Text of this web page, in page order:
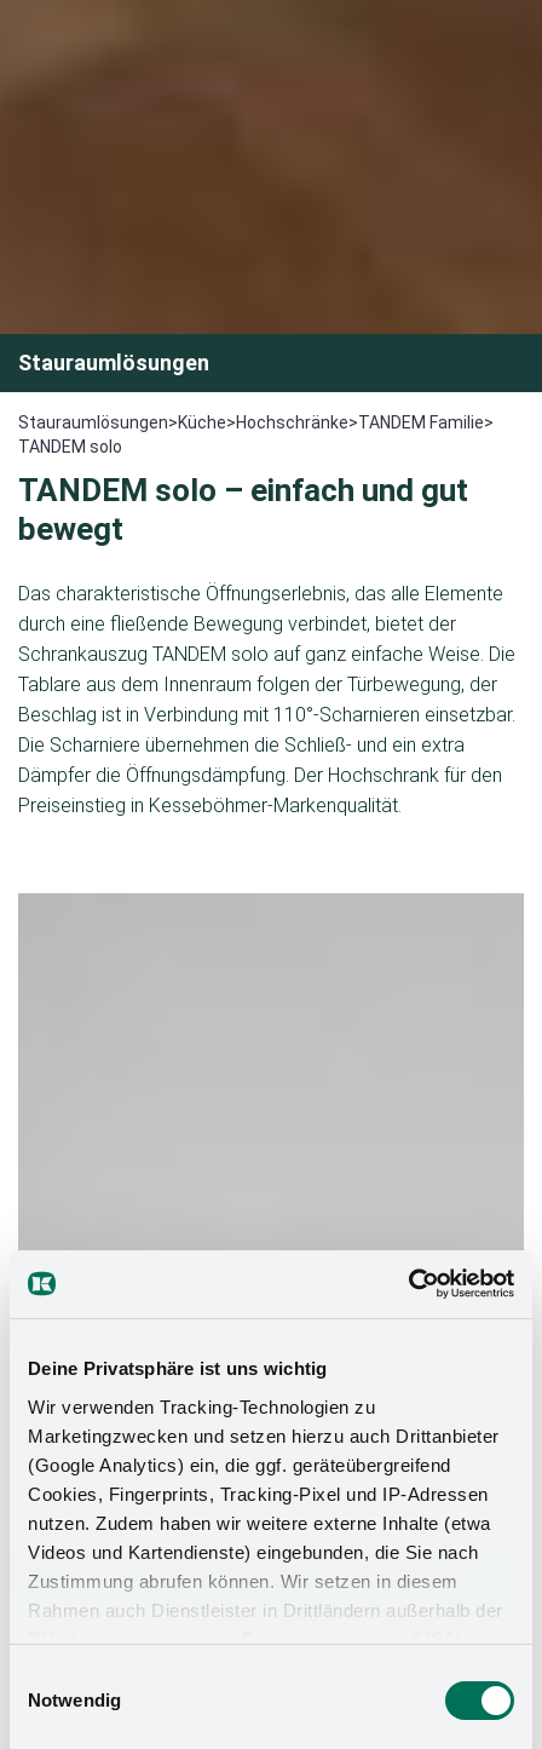
Deine Privatsphäre ist uns wichtig
Wir verwenden Tracking-Technologien zu
Marketingzwecken und setzen hierzu auch Drittanbieter
(Google Analytics) ein, die ggf. geräteübergreifend
Cookies, Fingerprints, Tracking-Pixel und IP-Adressen
nutzen. Zudem haben wir weitere externe Inhalte (etwa
Videos und Kartendienste) eingebunden, die Sie nach
Zustimmung abrufen können. Wir setzen in diesem
Rahmen auch Dienstleister in Drittländern außerhalb der
EU ohne angemessenes Datenschutzniveau (USA) ein,
zu Sicherheits- und Überwachungszwecken zugreifen,
Notwendig
Stauraumlösungen
Stauraumlösungen>Küche>Hochschränke>TANDEM Familie>
TANDEM solo
TANDEM solo – einfach und gut
bewegt
Das charakteristische Öffnungserlebnis, das alle Elemente
durch eine fließende Bewegung verbindet, bietet der
Schrankauszug TANDEM solo auf ganz einfache Weise. Die
Tablare aus dem Innenraum folgen der Türbewegung, der
Beschlag ist in Verbindung mit 110°-Scharnieren einsetzbar.
Die Scharniere übernehmen die Schließ- und ein extra
Dämpfer die Öffnungsdämpfung. Der Hochschrank für den
Preiseinstieg in Kesseböhmer-Markenqualität.